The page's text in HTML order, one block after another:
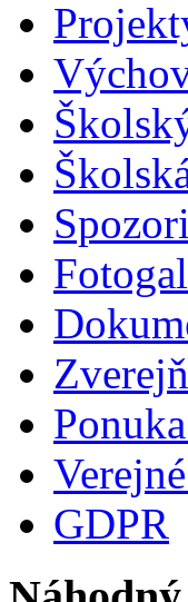
GDPR